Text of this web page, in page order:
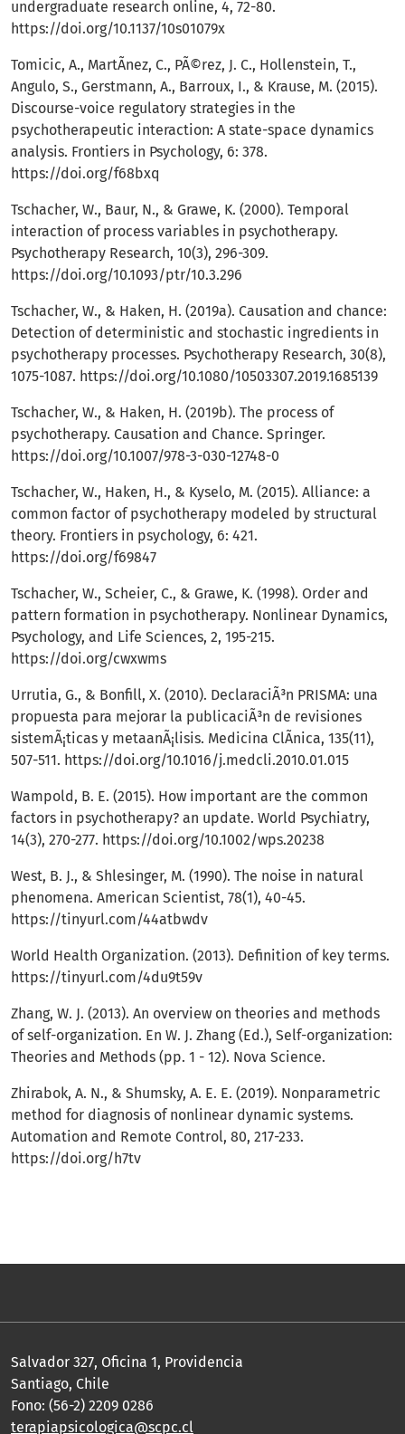
undergraduate research online, 4, 72-80.
https://doi.org/10.1137/10s01079x
Tomicic, A., MartÃ­nez, C., PÃ©rez, J. C., Hollenstein, T.,
Angulo, S., Gerstmann, A., Barroux, I., & Krause, M. (2015).
Discourse-voice regulatory strategies in the
psychotherapeutic interaction: A state-space dynamics
analysis. Frontiers in Psychology, 6: 378.
https://doi.org/f68bxq
Tschacher, W., Baur, N., & Grawe, K. (2000). Temporal
interaction of process variables in psychotherapy.
Psychotherapy Research, 10(3), 296-309.
https://doi.org/10.1093/ptr/10.3.296
Tschacher, W., & Haken, H. (2019a). Causation and chance:
Detection of deterministic and stochastic ingredients in
psychotherapy processes. Psychotherapy Research, 30(8),
1075-1087. https://doi.org/10.1080/10503307.2019.1685139
Tschacher, W., & Haken, H. (2019b). The process of
psychotherapy. Causation and Chance. Springer.
https://doi.org/10.1007/978-3-030-12748-0
Tschacher, W., Haken, H., & Kyselo, M. (2015). Alliance: a
common factor of psychotherapy modeled by structural
theory. Frontiers in psychology, 6: 421.
https://doi.org/f69847
Tschacher, W., Scheier, C., & Grawe, K. (1998). Order and
pattern formation in psychotherapy. Nonlinear Dynamics,
Psychology, and Life Sciences, 2, 195-215.
https://doi.org/cwxwms
Urrutia, G., & Bonfill, X. (2010). DeclaraciÃ³n PRISMA: una
propuesta para mejorar la publicaciÃ³n de revisiones
sistemÃ¡ticas y metaanÃ¡lisis. Medicina ClÃ­nica, 135(11),
507-511. https://doi.org/10.1016/j.medcli.2010.01.015
Wampold, B. E. (2015). How important are the common
factors in psychotherapy? an update. World Psychiatry,
14(3), 270-277. https://doi.org/10.1002/wps.20238
West, B. J., & Shlesinger, M. (1990). The noise in natural
phenomena. American Scientist, 78(1), 40-45.
https://tinyurl.com/44atbwdv
World Health Organization. (2013). Definition of key terms.
https://tinyurl.com/4du9t59v
Zhang, W. J. (2013). An overview on theories and methods
of self-organization. En W. J. Zhang (Ed.), Self-organization:
Theories and Methods (pp. 1 - 12). Nova Science.
Zhirabok, A. N., & Shumsky, A. E. E. (2019). Nonparametric
method for diagnosis of nonlinear dynamic systems.
Automation and Remote Control, 80, 217-233.
https://doi.org/h7tv
Salvador 327, Oficina 1, Providencia
Santiago, Chile
Fono: (56-2) 2209 0286
terapiapsicologica@scpc.cl